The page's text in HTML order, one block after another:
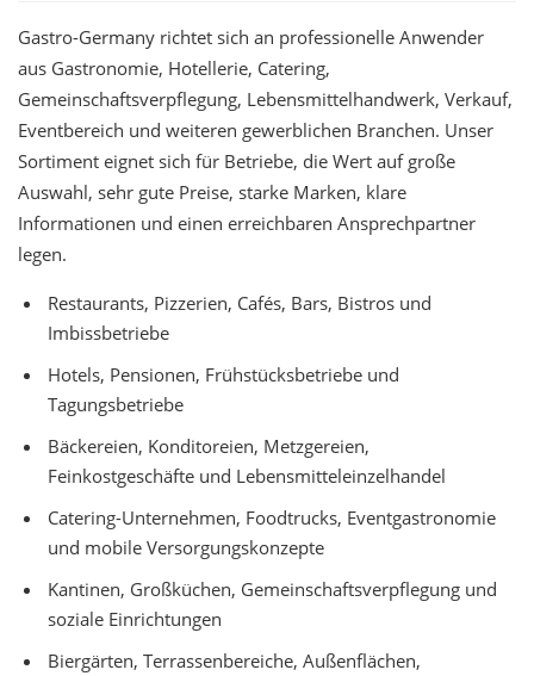
Gastro-Germany richtet sich an professionelle Anwender
aus Gastronomie, Hotellerie, Catering,
Gemeinschaftsverpflegung, Lebensmittelhandwerk, Verkauf,
Eventbereich und weiteren gewerblichen Branchen. Unser
Sortiment eignet sich für Betriebe, die Wert auf große
Auswahl, sehr gute Preise, starke Marken, klare
Informationen und einen erreichbaren Ansprechpartner
legen.
Restaurants, Pizzerien, Cafés, Bars, Bistros und
Imbissbetriebe
Hotels, Pensionen, Frühstücksbetriebe und
Tagungsbetriebe
Bäckereien, Konditoreien, Metzgereien,
Feinkostgeschäfte und Lebensmitteleinzelhandel
Catering-Unternehmen, Foodtrucks, Eventgastronomie
und mobile Versorgungskonzepte
Kantinen, Großküchen, Gemeinschaftsverpflegung und
soziale Einrichtungen
Biergärten, Terrassenbereiche, Außenflächen,